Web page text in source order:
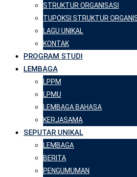
STRUKTUR ORGANISASI
TUPOKSI STRUKTUR
LAGU UNIKAL
KONTAK
PROGRAM STUDI
LEMBAGA
LPPM
LPMU
LEMBAGA BAHASA
KERJASAMA
SEPUTAR UNIKAL
LEMBAGA
BERITA
PENGUMUMAN